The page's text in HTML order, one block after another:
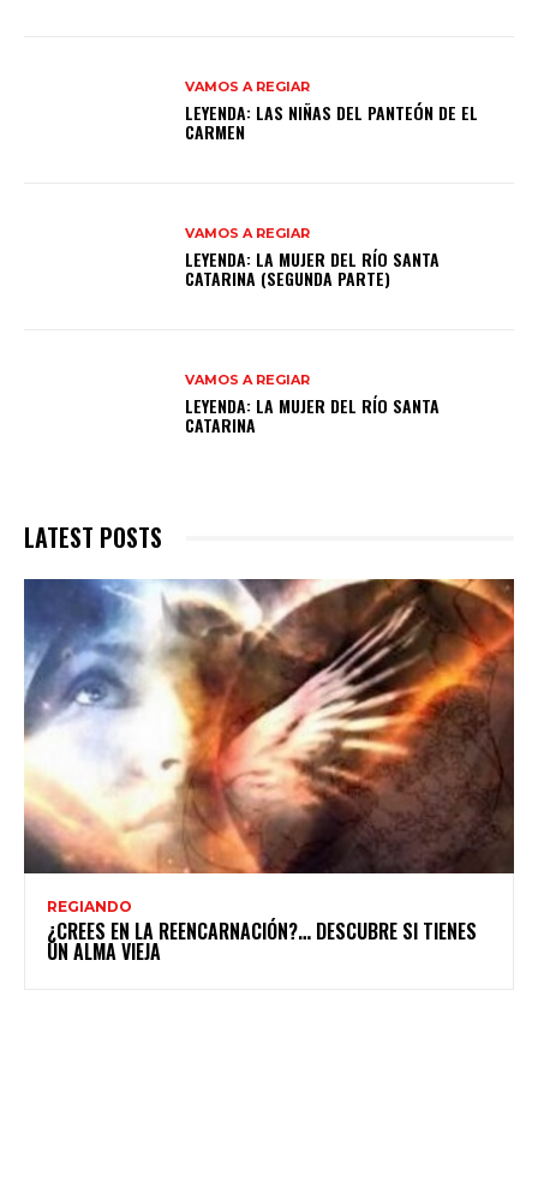
VAMOS A REGIAR
LEYENDA: LAS NIÑAS DEL PANTEÓN DE EL
CARMEN
VAMOS A REGIAR
LEYENDA: LA MUJER DEL RÍO SANTA
CATARINA (SEGUNDA PARTE)
VAMOS A REGIAR
LEYENDA: LA MUJER DEL RÍO SANTA
CATARINA
LATEST POSTS
REGIANDO
¿CREES EN LA REENCARNACIÓN?… DESCUBRE SI TIENES
UN ALMA VIEJA